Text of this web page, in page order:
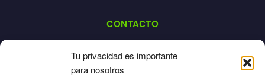
Tu privacidad es importante
para nosotros
CONTACTO
925 532 213